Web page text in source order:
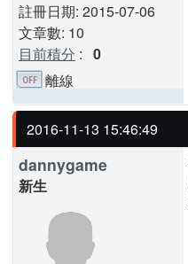
註冊日期: 2015-07-06
文章數: 10
目前積分 : 0
離線
2016-11-13 15:46:49
dannygame
新生